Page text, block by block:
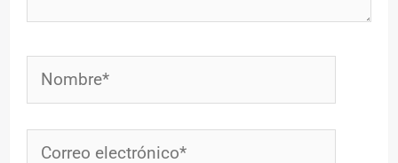
Nombre*
Correo